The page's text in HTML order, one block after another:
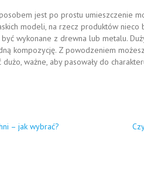
jest po prostu umieszczenie
modeli, na rzecz produktów nieco
wykonane z drewna lub metalu.
kompozycję. Z powodzeniem
ważne, aby pasowały do
– jak wybrać?